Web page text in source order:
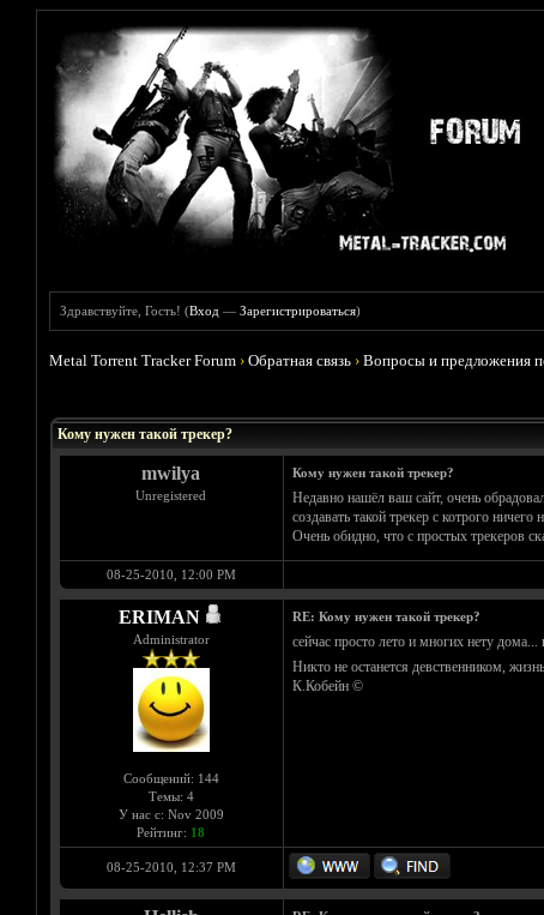
Здравствуйте, Гость! (Вход —Зарегистрироваться)
Metal Torrent Tracker Forum ›Обратная связь ›Вопросы и предложения
Кому нужен такой трекер?
mwilya
Unregistered
Кому нужен такой трекер?
Недавно нашёл ваш сайт, очень
создавать такой трекер с котрого
Очень обидно, что с простых трекеров
08-25-2010, 12:00 PM
ERIMAN
Administrator
Сообщений: 144
Темы: 4
У нас с: Nov 2009
Рейтинг: 18
RE: Кому нужен такой трекер?
сейчас просто лето и многих нету
Никто не останется девственником,
К.Кобейн ©
08-25-2010, 12:37 PM